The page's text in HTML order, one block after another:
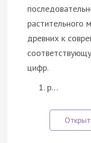
растительного
древних к
цифр.
р…